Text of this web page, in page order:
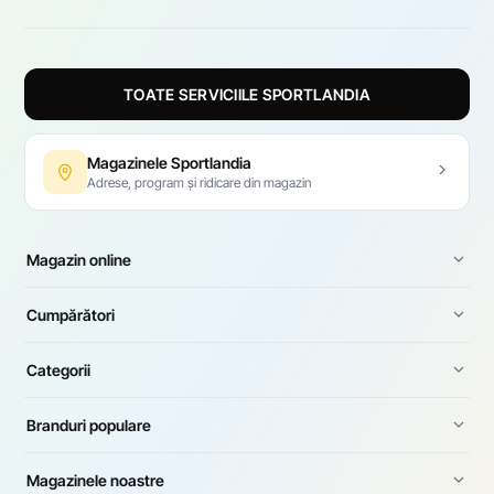
TOATE SERVICIILE SPORTLANDIA
Magazinele Sportlandia
Adrese, program și ridicare din magazin
Magazin online
Cumpărători
Categorii
Branduri populare
Magazinele noastre